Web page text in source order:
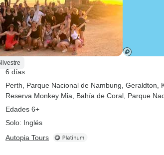
6 días
Perth , Parque Nacional de Nambung , Geraldton ,
Reserva Monkey Mia , Bahía de Coral , Parque
Edades 6+
Solo: Inglés
Autopia Tours